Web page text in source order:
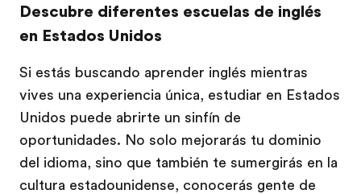
Descubre diferentes escuelas de inglés
en Estados Unidos
Si estás buscando aprender inglés mientras
vives una experiencia única, estudiar en Estados
Unidos puede abrirte un sinfín de
oportunidades. No solo mejorarás tu dominio
del idioma, sino que también te sumergirás en la
cultura estadounidense, conocerás gente de